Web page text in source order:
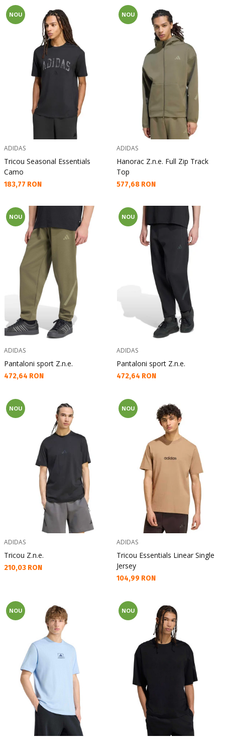
NOU
ADIDAS
Tricou Seasonal Essentials
Camo
Текуща цена:
183,77 RON
NOU
ADIDAS
Hanorac Z.n.e. Full Zip Track
Top
Текуща цена:
577,68 RON
NOU
ADIDAS
Pantaloni sport Z.n.e.
Текуща цена:
472,64 RON
NOU
ADIDAS
Pantaloni sport Z.n.e.
Текуща цена:
472,64 RON
NOU
ADIDAS
Tricou Z.n.e.
Текуща цена:
210,03 RON
NOU
ADIDAS
Tricou Essentials Linear Single
Jersey
Текуща цена:
104,99 RON
NOU NOU